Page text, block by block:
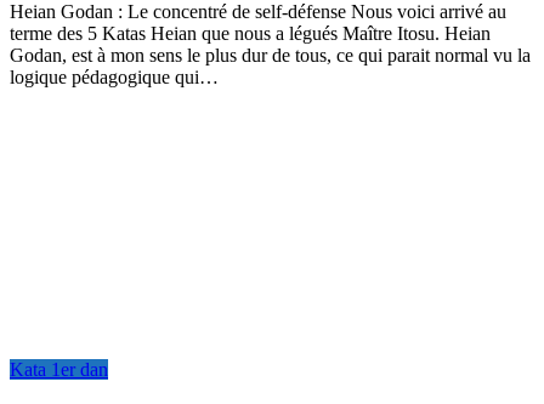
Heian Godan : Le concentré de self-défense Nous voici arrivé au
terme des 5 Katas Heian que nous a légués Maître Itosu. Heian
Godan, est à mon sens le plus dur de tous, ce qui parait normal vu la
logique pédagogique qui…
Kata 1er dan